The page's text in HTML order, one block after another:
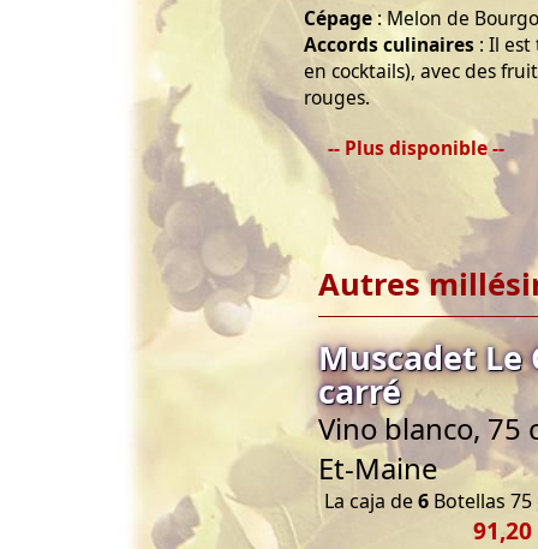
Cépage: Melon de
Accords culinaires : Il
en cocktails), avec des
rouges.
-- Plus disponible --
Autres
Muscadet Le
carré
Vino blanco, 75
Et-Maine
La caja de6 Botellas 75
91,20